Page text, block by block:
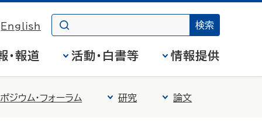
English
・報道 活動・白書等 情報提供
ジウム・フォーラム 研究 論文